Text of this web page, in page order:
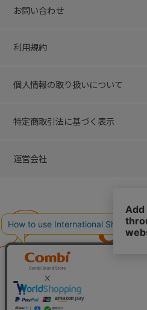
お問い合わせ
利用規約
個人情報の取り扱いについて
特定商取引法に基づく表示
運営会社
子育てに、イノ
ベビー用品のコ